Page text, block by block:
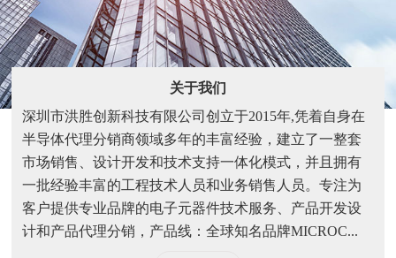
关于我们
深圳市洪胜创新科技有限公司创立于2015年,凭着自身在
半导体代理分销商领域多年的丰富经验，建立了一整套
市场销售、设计开发和技术支持一体化模式，并且拥有
一批经验丰富的工程技术人员和业务销售人员。专注为
客户提供专业品牌的电子元器件技术服务、产品开发设
计和产品代理分销，产品线：全球知名品牌MICROC...